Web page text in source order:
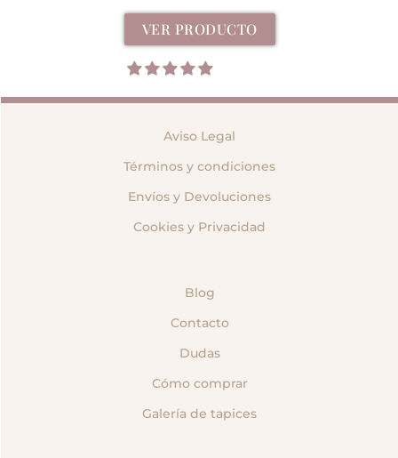
VER PRODUCTO
Aviso Legal
Términos y condiciones
Envíos y Devoluciones
Cookies y Privacidad
Blog
Contacto
Dudas
Cómo comprar
Galería de tapices